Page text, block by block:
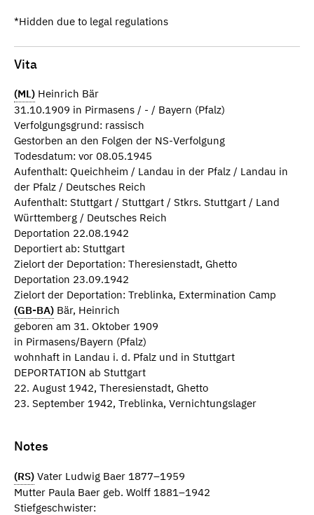
*Hidden due to legal regulations
Vita
(ML) Heinrich Bär
31.10.1909 in Pirmasens / - / Bayern (Pfalz)
Verfolgungsgrund: rassisch
Gestorben an den Folgen der NS-Verfolgung
Todesdatum: vor 08.05.1945
Aufenthalt: Queichheim / Landau in der Pfalz / Landau in
der Pfalz / Deutsches Reich
Aufenthalt: Stuttgart / Stuttgart / Stkrs. Stuttgart / Land
Württemberg / Deutsches Reich
Deportation 22.08.1942
Deportiert ab: Stuttgart
Zielort der Deportation: Theresienstadt, Ghetto
Deportation 23.09.1942
Zielort der Deportation: Treblinka, Extermination Camp
(GB-BA) Bär, Heinrich
geboren am 31. Oktober 1909
in Pirmasens/Bayern (Pfalz)
wohnhaft in Landau i. d. Pfalz und in Stuttgart
DEPORTATION ab Stuttgart
22. August 1942, Theresienstadt, Ghetto
23. September 1942, Treblinka, Vernichtungslager
Notes
(RS) Vater Ludwig Baer 1877–1959
Mutter Paula Baer geb. Wolff 1881–1942
Stiefgeschwister: